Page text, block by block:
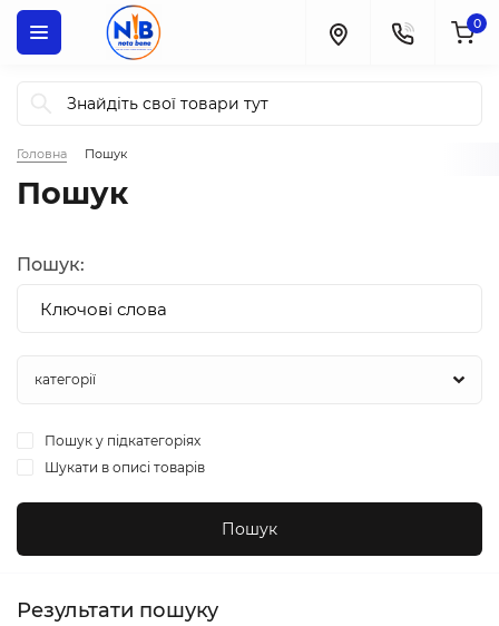
0
Головна Пошук
Пошук
Пошук:
Пошук у підкатегоріях
Шукати в описі товарів
Результати пошуку